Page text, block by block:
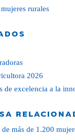
rurales
2026
excelencia a la
más de 1.200